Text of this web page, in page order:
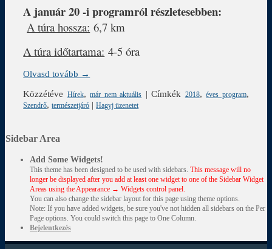
A január 20 -i programról részletesebben:
A túra hossza: 6,7 km
A túra időtartama: 4-5 óra
Olvasd tovább →
Közzétéve
Hírek,már nem aktuális |Címkék 2018,éves program,
Szendrő,természetjáró |Hagyj üzenetet
Sidebar Area
Add Some Widgets!
This theme has been designed to be used with sidebars. This message will no
longer be displayed after you add at least one widget to one of the Sidebar Widget
Areas using the Appearance → Widgets control panel.
You can also change the sidebar layout for this page using theme options.
Note: If you have added widgets, be sure you've not hidden all sidebars on the Per
Page options. You could switch this page to One Column.
Bejelentkezés